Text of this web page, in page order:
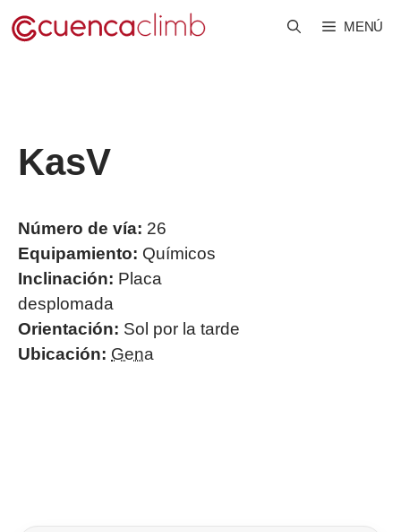
Saltar
al
MENÚ
KasV
Número de vía: 26
Equipamiento: Químicos
Inclinación: Placa
desplomada
Orientación: Sol por la tarde
Ubicación: Gena